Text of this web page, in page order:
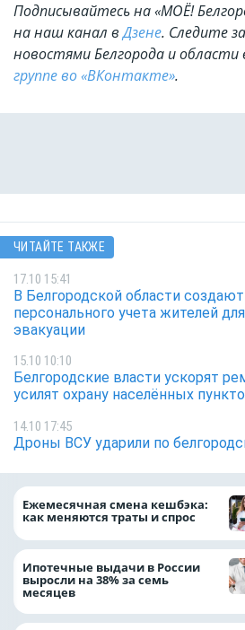
Подписывайтесь на «МОЁ!
на наш канал вДзене. Cледите
новостями Белгорода и области
группе во «ВКонтакте».
ЧИТАЙТЕ ТАКЖЕ
17.10 15:41
В Белгородской области
персонального учета жителей
эвакуации
15.10 10:10
Белгородские власти ускорят
усилят охрану населённых
14.10 17:45
Дроны ВСУ ударили по
Ежемесячная смена кешбэка:
как меняются траты и спрос
Ипотечные выдачи в России
выросли на 38% за семь
месяцев